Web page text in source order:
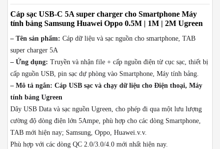
Samsung
Oppo
0.5M
2M
Ugreen
số
lượng
Cáp sạc USB-C 5A super charger cho Smartphone Máy
tính bảng Samsung Huawei Oppo 0.5M | 1M | 2M Ugreen
– Tên sản phẩm: Cáp dữ liệu và sạc nguồn cho smartphone, TAB
super charger 5A
– Ứng dụng: Truyền và nhận file + cấp nguồn điện từ cục sạc, thiết bị
cấp nguồn USB, pin sạc dự phòng vào Smartphone, Máy tính bảng.
– Mô tả ngắn: Cáp USB sạc và chạy dữ liệu cho Điện thoại, Máy
tính bảng Ugreen
Dây USB Data và sạc nguồn Ugreen, cho phép đi qua một lưu lượng
cường độ dòng điện lớn 5Ampe, phù hợp cho các dòng Smartphone,
TAB mới hiện nay; Samsung, Oppo, Huawei.v.v.
Phù hợp với các dòng QC 2.0/3.0/4.0 mới nhất hiện nay.